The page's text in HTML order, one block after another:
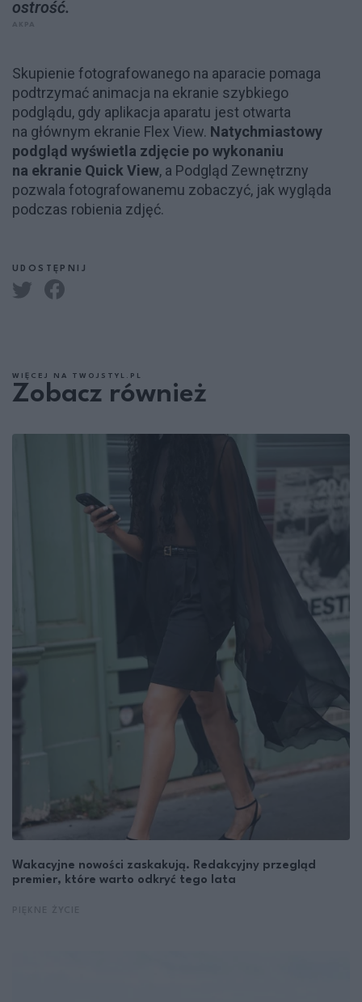
ostrość.
Skupienie fotografowanego na aparacie pomaga
podtrzymać animacja na ekranie szybkiego
podglądu, gdy aplikacja aparatu jest otwarta
na głównym ekranie Flex View. Natychmiastowy
podgląd wyświetla zdjęcie po wykonaniu
na ekranie Quick View, a Podgląd Zewnętrzny
pozwala fotografowanemu zobaczyć, jak wygląda
podczas robienia zdjęć.
UDOSTĘPNIJ
WIĘCEJ NA TWOJSTYL.PL
Zobacz również
Wakacyjne nowości zaskakują. Redakcyjny przegląd
premier, które warto odkryć tego lata